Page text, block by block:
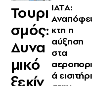
Τουρι
σμός:
Δυνα
μικό
ξεκίν
ΙΑΤΑ:
κτη η
αύξηση
στα
ά